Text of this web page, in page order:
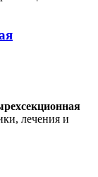
лечения и